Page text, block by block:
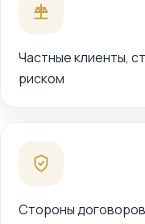
Частные клиенты,
риском
Стороны